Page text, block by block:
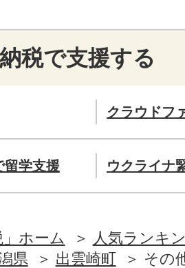
税で支援する
クラウドフ
留学支援 ウクライナ
」ホーム
人気ランキ
県 出雲崎町 その